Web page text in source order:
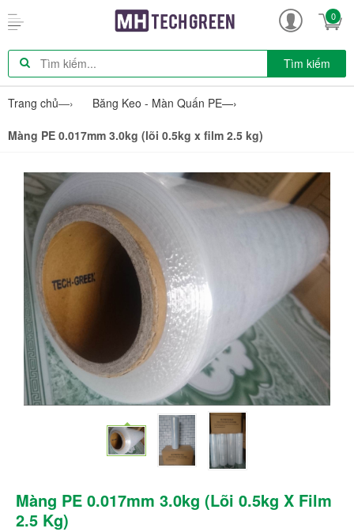
0
Tìm kiếm
Trang chủ—› Băng Keo - Màn Quấn PE—›
Màng PE 0.017mm 3.0kg (lõi 0.5kg x film 2.5 kg)
Màng PE 0.017mm 3.0kg (lõi 0.5kg X Film
2.5 Kg)